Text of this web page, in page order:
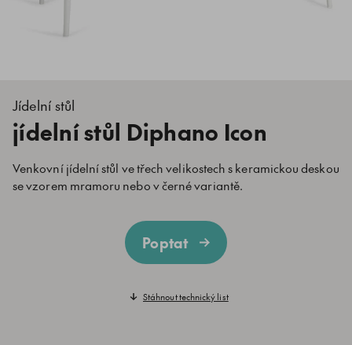
Jídelní stůl
jídelní stůl Diphano Icon
Venkovní jídelní stůl ve třech velikostech s keramickou deskou
se vzorem mramoru nebo v černé variantě.
Poptat
Stáhnout technický list